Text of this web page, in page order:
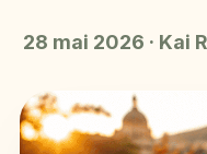
28 mai 2026 · Kai